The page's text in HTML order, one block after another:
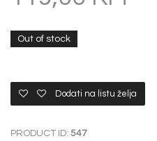
Out of stock
Dodati na listu želja
PRODUCT ID: 547